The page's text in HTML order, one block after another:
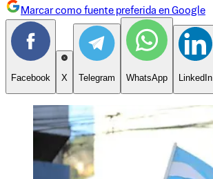
Marcar como fuente preferida en Google
Facebook X Telegram WhatsApp LinkedIn